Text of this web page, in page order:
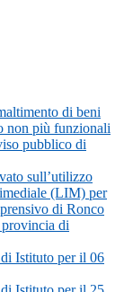
di beni
non più funzionali
pubblico di
sull’utilizzo
(LIM) per
di Ronco
di
Istituto per il 06